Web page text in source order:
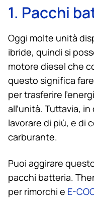
1. Pacchi
Oggi molte unità
ibride, quindi si
motore diesel che
questo significa
per trasferire
all’unità. Tuttavia,
lavorare di più, e di
carburante.
Puoi aggirare
pacchi batteria.
per rimorchi e E-